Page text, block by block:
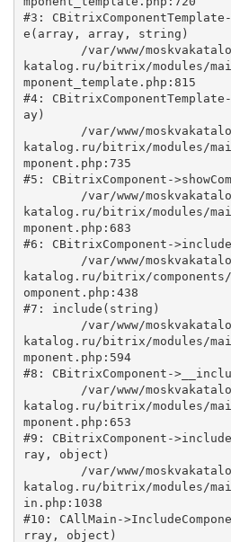
#3: CBitrixComponentTemplate-
e(array, array, string)
katalog.ru/bitrix/modules/
mponent_template.php:815
#4:
ay)
katalog.ru/bitrix/modules/
mponent.php:735
#5: CBitrixComponent-
katalog.ru/bitrix/modules/
mponent.php:683
#6: CBitrixComponent-
katalog.ru/bitrix/
omponent.php:438
#7: include(string)
katalog.ru/bitrix/modules/
mponent.php:594
#8: CBitrixComponent-
katalog.ru/bitrix/modules/
mponent.php:653
#9: CBitrixComponent-
ray, object)
katalog.ru/bitrix/modules/
in.php:1038
#10: CAllMain-
rray, object)